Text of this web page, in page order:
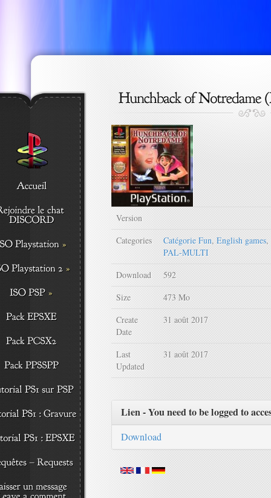
Version
Categories
Catégorie Fun, English games,
PAL-MULTI
Download
592
Size
473 Mo
Create
Date
31 août 2017
Last
Updated
31 août 2017
Lien - You need to be logged to
Download